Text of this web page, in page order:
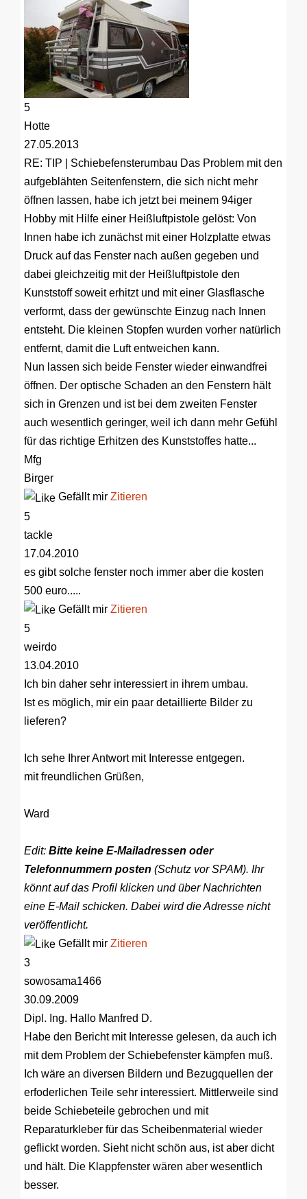
5
Hotte
27.05.2013
RE: TIP | Schiebefensterumbau Das Problem mit den
aufgeblähten Seitenfenstern, die sich nicht mehr
öffnen lassen, habe ich jetzt bei meinem 94iger
Hobby mit Hilfe einer Heißluftpistole gelöst: Von
Innen habe ich zunächst mit einer Holzplatte etwas
Druck auf das Fenster nach außen gegeben und
dabei gleichzeitig mit der Heißluftpistole den
Kunststoff soweit erhitzt und mit einer Glasflasche
verformt, dass der gewünschte Einzug nach Innen
entsteht. Die kleinen Stopfen wurden vorher natürlich
entfernt, damit die Luft entweichen kann.
Nun lassen sich beide Fenster wieder einwandfrei
öffnen. Der optische Schaden an den Fenstern hält
sich in Grenzen und ist bei dem zweiten Fenster
auch wesentlich geringer, weil ich dann mehr Gefühl
für das richtige Erhitzen des Kunststoffes hatte...
Mfg
Birger
Gefällt mir Zitieren
5
tackle
17.04.2010
es gibt solche fenster noch immer aber die kosten
500 euro.....
Gefällt mir Zitieren
5
weirdo
13.04.2010
Ich bin daher sehr interessiert in ihrem umbau.
Ist es möglich, mir ein paar detaillierte Bilder zu
lieferen?
Ich sehe Ihrer Antwort mit Interesse entgegen.
mit freundlichen Grüßen,
Ward
Edit: Bitte keine E-Mailadressen oder
Telefonnummern posten (Schutz vor SPAM). Ihr
könnt auf das Profil klicken und über Nachrichten
eine E-Mail schicken. Dabei wird die Adresse nicht
veröffentlicht.
Gefällt mir Zitieren
3
sowosama1466
30.09.2009
Dipl. Ing. Hallo Manfred D.
Habe den Bericht mit Interesse gelesen, da auch ich
mit dem Problem der Schiebefenster kämpfen muß.
Ich wäre an diversen Bildern und Bezugquellen der
erfoderlichen Teile sehr interessiert. Mittlerweile sind
beide Schiebeteile gebrochen und mit
Reparaturkleber für das Scheibenmaterial wieder
geflickt worden. Sieht nicht schön aus, ist aber dicht
und hält. Die Klappfenster wären aber wesentlich
besser.